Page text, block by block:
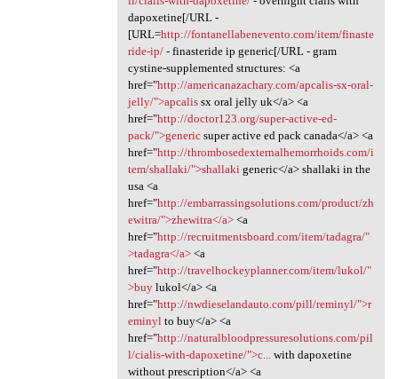
dapoxetine[/URL -
[URL=http://fontanellabenevento.com/item/finaste
ride-ip/- finasteride ip generic[/URL - gram
cystine-supplemented structures: <a
href="http://americanazachary.com/apcalis-sx-oral-
jelly/">apcalissx oral jelly uk</a> <a
href="http://doctor123.org/super-active-ed-
pack/">genericsuper active ed pack canada</a> <a
href="http://thrombosedexternalhemorrhoids.com/i
tem/shallaki/">shallaki generic</a> shallaki in the
usa <a
href="http://embarrassingsolutions.com/product/zh
ewitra/">zhewitra</a><a
href="http://recruitmentsboard.com/item/tadagra/"
>tadagra</a><a
href="http://travelhockeyplanner.com/item/lukol/"
>buylukol</a> <a
href="http://nwdieselandauto.com/pill/reminyl/">r
eminyl to buy</a> <a
href="http://naturalbloodpressuresolutions.com/pil
l/cialis-with-dapoxetine/">c...
with dapoxetine
without prescription</a> <a